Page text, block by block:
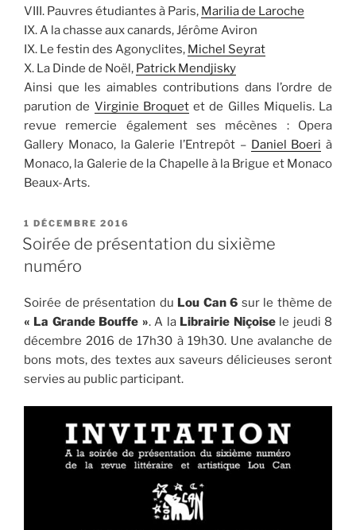
VIII. Pauvres étudiantes à Paris, Marilia de Laroche
IX. A la chasse aux canards, Jérôme Aviron
IX. Le festin des Agonyclites, Michel Seyrat
X. La Dinde de Noël, Patrick Mendjisky
Ainsi que les aimables contributions dans l’ordre de
parution de Virginie Broquetet de Gilles Miquelis. La
revue remercie également ses mécènes : Opera
Gallery Monaco, la Galerie l’Entrepôt – Daniel Boeri à
Monaco, la Galerie de la Chapelle à la Brigue et Monaco
Beaux-Arts.
PUBLIÉ
LE
1 DÉCEMBRE 2016
Soirée de présentation du sixième
numéro
Soirée de présentation du Lou Can 6 sur le thème de
« La Grande Bouffe ». A la Librairie Niçoisele jeudi 8
décembre 2016 de 17h30 à 19h30. Une avalanche de
bons mots, des textes aux saveurs délicieuses seront
servies au public participant.